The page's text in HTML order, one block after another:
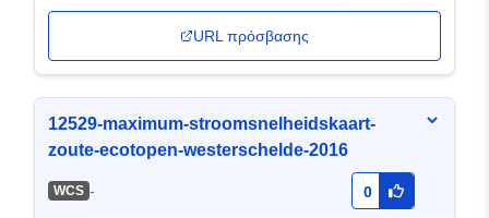
URL πρόσβασης
12529-maximum-stroomsnelheidskaart-
zoute-ecotopen-westerschelde-2016
WCS - 0